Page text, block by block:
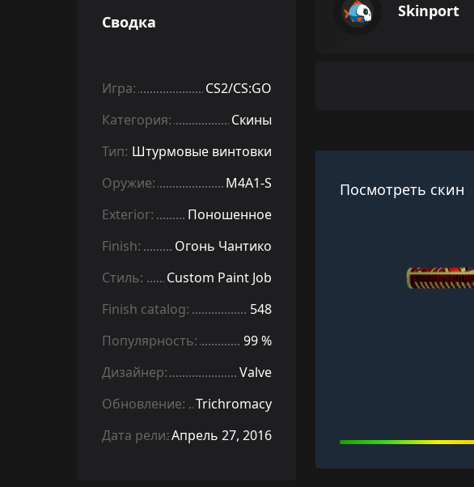
Skinport
Посмотреть скин
Сводка
Игра:
CS2/CS:GO
Категория:
Скины
Тип: Штурмовые винтовки
Оружие:
M4A1-S
Exterior:
Поношенное
Finish:
Огонь Чантико
Стиль:
Custom Paint Job
Finish catalog:
548
Популярность:
99 %
Дизайнер:
Valve
Обновление:
Trichromacy
Дата релиза:Апрель 27, 2016